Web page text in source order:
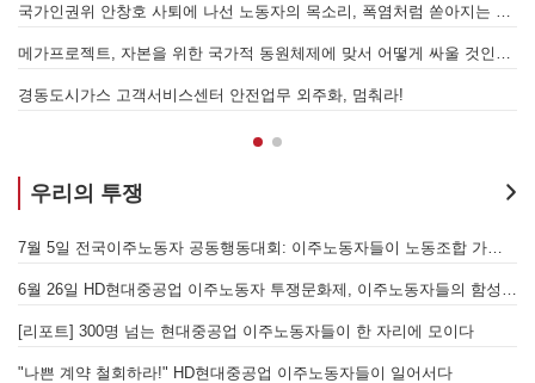
국가인권위 안창호 사퇴에 나선 노동자의 목소리, 폭염처럼 쏟아지는 불평등에 맞서 노동자계급의 메아리를!
메가프로젝트, 자본을 위한 국가적 동원체제에 맞서 어떻게 싸울 것인가?
센터 안전업무 외주화, 멈춰라!
누구의 자유인가, 누구를
우리의 투쟁
7월 5일 전국이주노동자 공동행동대회: 이주노동자들이 노동조합 가입을 선언하다
6월 26일 HD현대중공업 이주노동자 투쟁문화제, 이주노동자들의 함성과 노랫소리가 울산 동구 앞바다에 울려 퍼지다!
넘는 현대중공업 이주노동자들이 한 자리에 모이다
하라!" HD현대중공업 이주노동자들이 일어서다
[후기] 진짜 사장